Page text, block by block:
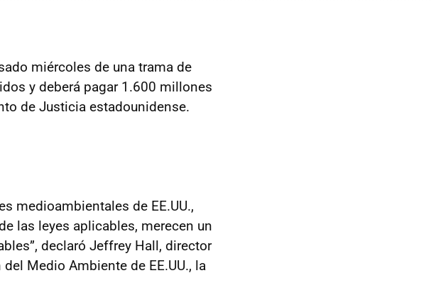
miércoles de una trama de
y deberá pagar 1.600 millones
de Justicia estadounidense.
medioambientales de EE.UU.,
las leyes aplicables, merecen un
declaró Jeffrey Hall, director
Medio Ambiente de EE.UU., la